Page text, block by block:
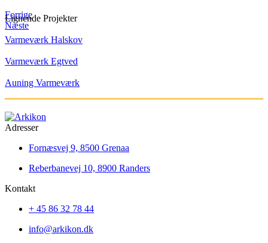
Forrige
Næste
Lignende Projekter
Varmeværk Halskov
Varmeværk Egtved
Auning Varmeværk
Adresser
Fornæsvej 9, 8500 Grenaa
Reberbanevej 10, 8900 Randers
Kontakt
+ 45 86 32 78 44
info@arkikon.dk